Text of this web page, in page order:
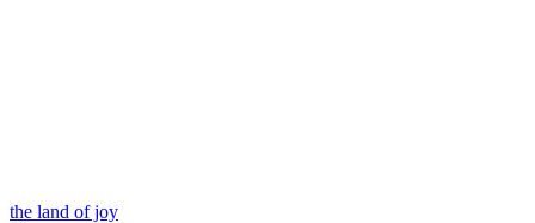
the land of joy